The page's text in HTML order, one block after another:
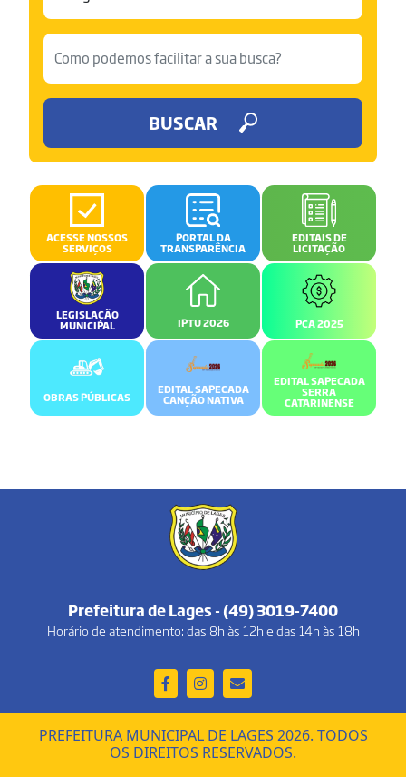
BUSCAR
ACESSE NOSSOS
SERVIÇOS
PORTAL DA
TRANSPARÊNCIA
EDITAIS DE
LICITAÇÃO
LEGISLAÇÃO
MUNICIPAL IPTU 2026 PCA 2025
OBRAS PÚBLICAS
EDITAL SAPECADA
CANÇÃO NATIVA
EDITAL SAPECADA
SERRA
CATARINENSE
Prefeitura de Lages - (49) 3019-7400
Horário de atendimento: das 8h às 12h e das 14h às 18h
PREFEITURA MUNICIPAL DE LAGES 2026. TODOS
OS DIREITOS RESERVADOS.